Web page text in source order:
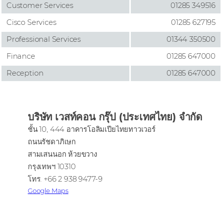
Customer Services
01285 349516
Cisco Services
01285 627195
Professional Services
01344 350500
Finance
01285 647000
Reception
01285 647000
บริษัท เวสท์คอน กรุ๊ป (ประเทศไทย) จำกัด
ชั้น 10, 444 อาคารโอลิมเปียไทยทาวเวอร์
ถนนรัชดาภิเษก
สามเสนนอก ห้วยขวาง
กรุงเทพฯ 10310
โทร. +66 2 938 9477-9
Google Maps